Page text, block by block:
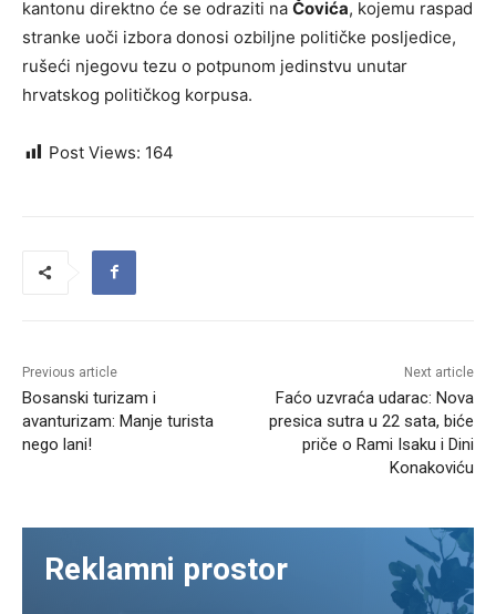
kantonu direktno će se odraziti na Čovića, kojemu raspad
stranke uoči izbora donosi ozbiljne političke posljedice,
rušeći njegovu tezu o potpunom jedinstvu unutar
hrvatskog političkog korpusa.
Post Views: 164
Previous article
Bosanski turizam i
avanturizam: Manje turista
nego lani!
Next article
Faćo uzvraća udarac: Nova
presica sutra u 22 sata, biće
priče o Rami Isaku i Dini
Konakoviću
Reklamni prostor